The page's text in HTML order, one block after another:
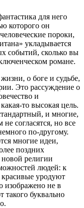
для него
которого он
пороки,
укладывается
событий, сколько вы
романе.
о боге и судьбе,
Это рассуждение о
и
то высокая цель.
и многие,
согласятся, но все
по-другому.
многие идеи,
поздних
религии
людей: к
уродуют
изображено не в
такого буквально